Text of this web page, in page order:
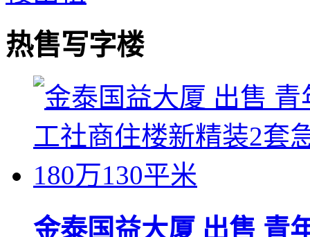
热售写字楼
金泰国益大厦 出售 青